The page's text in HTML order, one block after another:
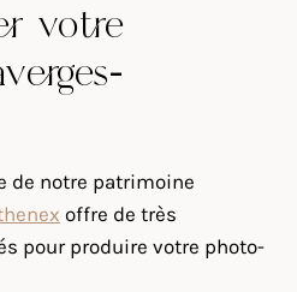
votre
de notre patrimoine
offre de très
pour produire votre photo-